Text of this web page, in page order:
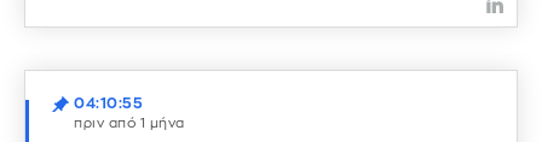
04:10:55
πριν από 1 μήνα